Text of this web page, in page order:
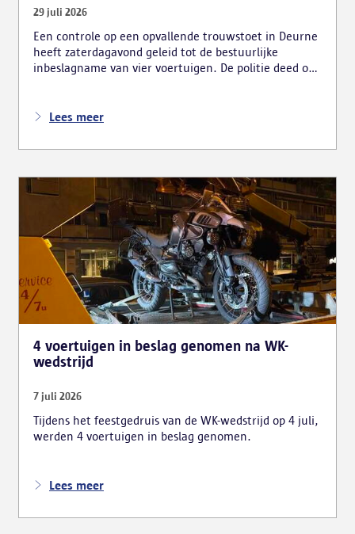
29 juli 2026
Een controle op een opvallende trouwstoet in Deurne
heeft zaterdagavond geleid tot de bestuurlijke
inbeslagname van vier voertuigen. De politie deed ook
weggebruikers melding hadden gemaakt van het
dat als gevolg had.
Lees meer
4 voertuigen in beslag genomen na WK-
wedstrijd
7 juli 2026
Tijdens het feestgedruis van de WK-wedstrijd op 4 juli,
werden 4 voertuigen in beslag genomen.
Lees meer